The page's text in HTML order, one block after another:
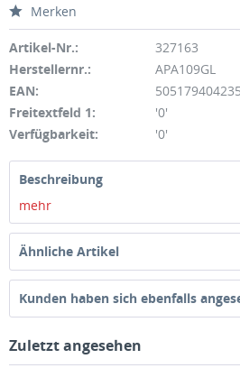
Merken
Artikel-Nr.:
327163
Herstellernr.:
APA109GL
EAN:
Freitextfeld 1:
'0'
Verfügbarkeit:
'0'
Beschreibung
mehr
Ähnliche Artikel
Kunden haben sich ebenfalls
Zuletzt angesehen